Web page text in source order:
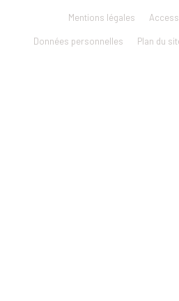
Mentions légales
Données personnelles Plan du